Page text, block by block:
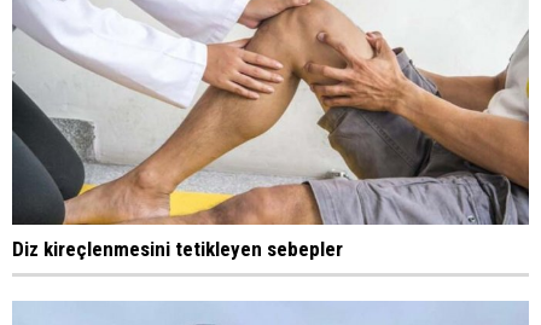
Diz kireçlenmesini tetikleyen sebepler